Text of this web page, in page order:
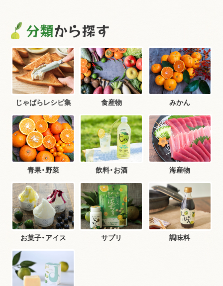
分類から探す
じゃばらレシピ集 食産物 みかん
青果・野菜 飲料・お酒 海産物
お菓子・アイス サプリ 調味料